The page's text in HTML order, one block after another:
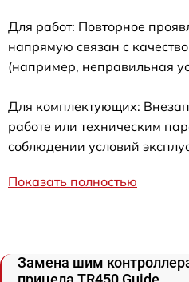
Для работ: Повторное
напрямую связан с
(например, неправильная
Для комплектующих:
работе или техническим
соблюдении условий
Показать полностью
Замена шим